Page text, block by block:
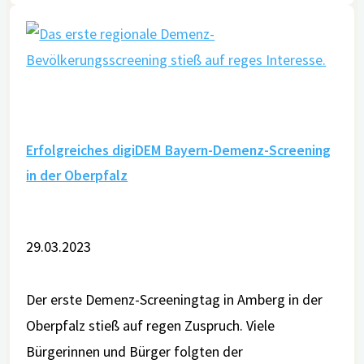
Erfolgreiches digiDEM Bayern-Demenz-Screening
in der Oberpfalz
29.03.2023
Der erste Demenz-Screeningtag in Amberg in der
Oberpfalz stieß auf regen Zuspruch. Viele
Bürgerinnen und Bürger folgten der